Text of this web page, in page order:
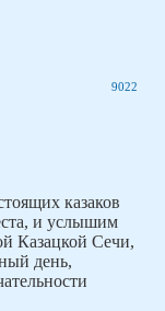
9022
казаков
и услышим
Казацкой Сечи,
день,